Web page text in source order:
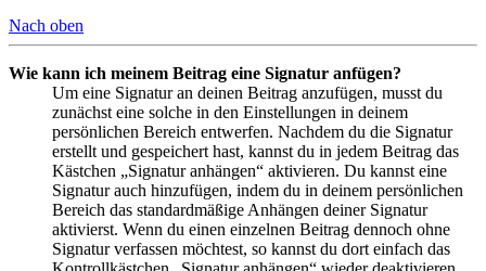
Nach oben
Wie kann ich meinem Beitrag eine Signatur anfügen?
Um eine Signatur an deinen Beitrag anzufügen, musst du
zunächst eine solche in den Einstellungen in deinem
persönlichen Bereich entwerfen. Nachdem du die Signatur
erstellt und gespeichert hast, kannst du in jedem Beitrag das
Kästchen „Signatur anhängen“ aktivieren. Du kannst eine
Signatur auch hinzufügen, indem du in deinem persönlichen
Bereich das standardmäßige Anhängen deiner Signatur
aktivierst. Wenn du einen einzelnen Beitrag dennoch ohne
Signatur verfassen möchtest, so kannst du dort einfach das